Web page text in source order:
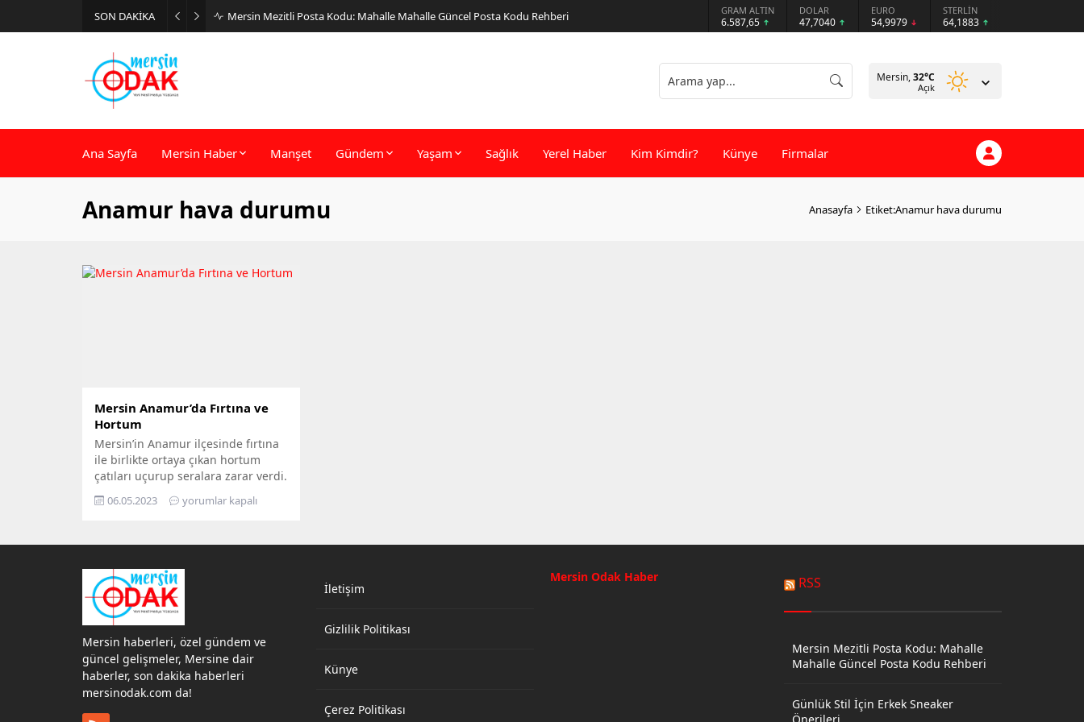
SON DAKİKA Mersin Mezitli Posta Kodu: Mahalle Mahalle Güncel Posta Kodu Rehberi GRAM ALTIN
6.587,65
DOLAR
47,7040
EURO
54,9979
STERLİN
64,1883
Mersin,32°C
Açık
Ana Sayfa Mersin Haber Manşet Gündem Yaşam Sağlık Yerel Haber Kim Kimdir? Künye Firmalar
Anamur hava durumu Anasayfa Etiket:Anamur hava durumu
Mersin Anamur’da Fırtına ve
Hortum
Mersin’in Anamur ilçesinde fırtına
ile birlikte ortaya çıkan hortum
çatıları uçurup seralara zarar verdi.
Mersin’in Anamur ilçesinde bugün
saat 10.30 civarında meydana
çatısı uçtu. Meteoroloji Genel
Müdürlüğü’nün uyarısının
ardından Mersin’in Anamur
ilçesinde kuvvetli rüzgar...
06.05.2023 yorumlar kapalı
Mersin haberleri, özel gündem ve
güncel gelişmeler, Mersine dair
haberler, son dakika haberleri
mersinodak.com da!
İletişim
Gizlilik Politikası
Künye
Çerez Politikası
Mersin Odak Haber RSS
Mersin Mezitli Posta Kodu: Mahalle
Mahalle Güncel Posta Kodu Rehberi
Günlük Stil İçin Erkek Sneaker